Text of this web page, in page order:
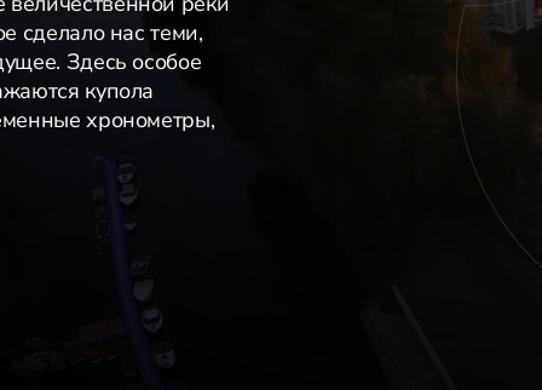
сделало нас теми,
Здесь особое
купола
хронометры,